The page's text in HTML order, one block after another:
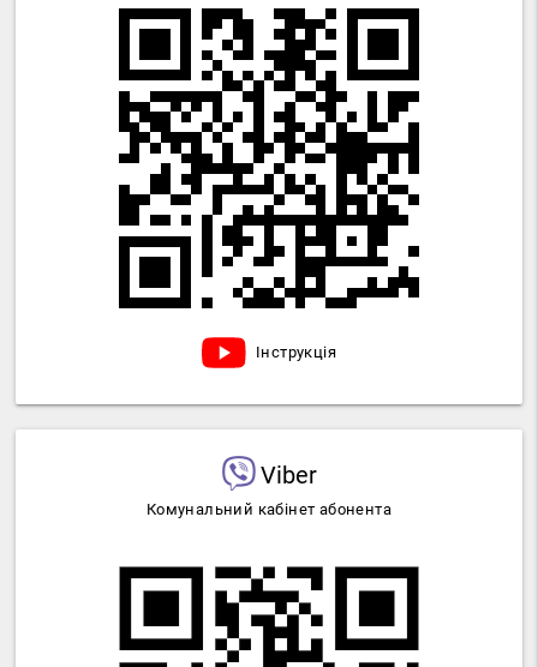
Інструкція
Viber
Комунальний кабінет абонента